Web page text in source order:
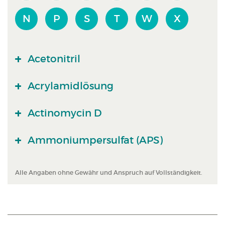
N P S T W X
Acetonitril
Acrylamidlösung
Actinomycin D
Ammoniumpersulfat (APS)
Alle Angaben ohne Gewähr und Anspruch auf Vollständigkeit.